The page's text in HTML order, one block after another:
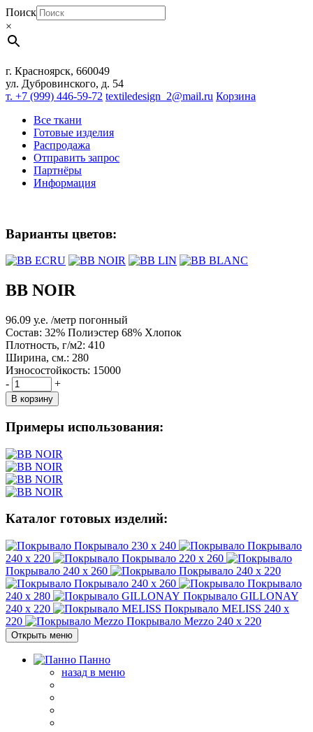
Поиск
×
г. Красноярск, 660049
ул. Дубровинского, д. 54
т. +7 (999) 446-59-72 textiledesign_2@mail.ru Корзина
Все ткани
Готовые изделия
Распродажа
Отправить запрос
Партнёры
Информация
Варианты цветов:
BB NOIR
96.09 у.е. /метр погонный
Состав: 32% Полиэстер 68% Хлопок
Плотность, г/м2: 410
Ширина, см.: 280
Износостойкость: 15000
-
+
В корзину
Примеры использования:
Каталог готовых изделий:
Покрывало 230 x 240
Покрывало
240 x 220
Покрывало 220 x 260
Покрывало 240 x 260 Покрывало 240 x 220
Покрывало 240 x 260
Покрывало
240 x 280
Покрывало GILLONAY
240 x 220
Покрывало MELISS 240 x
220
Покрывало Mezzo 240 x 220
Открыть меню
Панно
назад в меню